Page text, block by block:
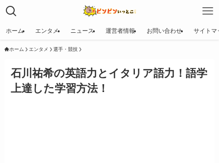
ホーム エンタメ ニュース 運営者情報 お問い合わせ サイトマ
ホーム エンタメ 選手・競技
石川祐希の英語力とイタリア語力！語学
上達した学習方法！